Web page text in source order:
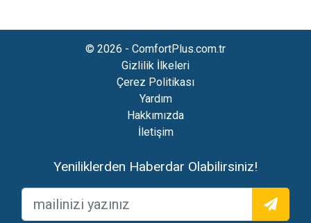
© 2026 - ComfortPlus.com.tr
Gizlilik İlkeleri
Çerez Politikası
Yardım
Hakkımızda
İletişim
Yeniliklerden Haberdar Olabilirsiniz!